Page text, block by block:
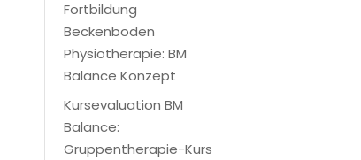
Fortbildung
Beckenboden
Physiotherapie: BM
Balance Konzept
Kursevaluation BM
Balance:
Gruppentherapie-Kurs